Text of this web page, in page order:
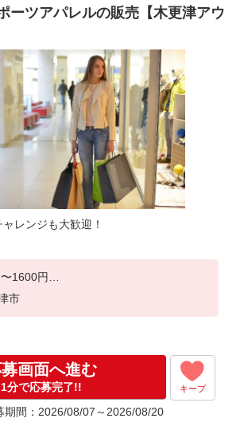
ーツアパレルの販売【木更津アウ
レンジも大歓迎！
1600円
万円〜26万円】 ■22日間勤務の場合＝
変動します。
市
画面へ進む
1分で応募完了!! キープ
期間：2026/08/07～2026/08/20